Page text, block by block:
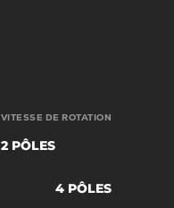
VITESSE DE ROTATION
2 PÔLES
4 PÔLES